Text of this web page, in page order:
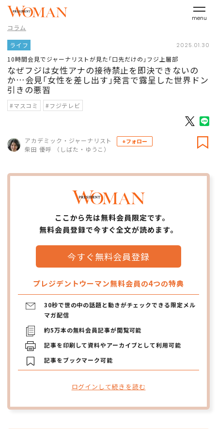
menu
コラム
ライフ 2025.01.30
10時間会見でジャーナリストが見た｢口先だけの｣フジ上層部
なぜフジは女性アナの接待禁止を即決できないの
か…会見｢女性を差し出す｣発言で露呈した世界ドン
引きの悪習
#マスコミ #フジテレビ
アカデミック・ジャーナリスト
柴田 優呼 （しばた・ゆうこ）
+フォロー
ここから先は無料会員限定です。
無料会員登録で今すぐ全文が読めます。
今すぐ無料会員登録
プレジデントウーマン無料会員の4つの特典
30秒で世の中の話題と動きがチェックできる限定メル
マガ配信
約5万本の無料会員記事が閲覧可能
記事を印刷して資料やアーカイブとして利用可能
記事をブックマーク可能
ログインして続きを読む